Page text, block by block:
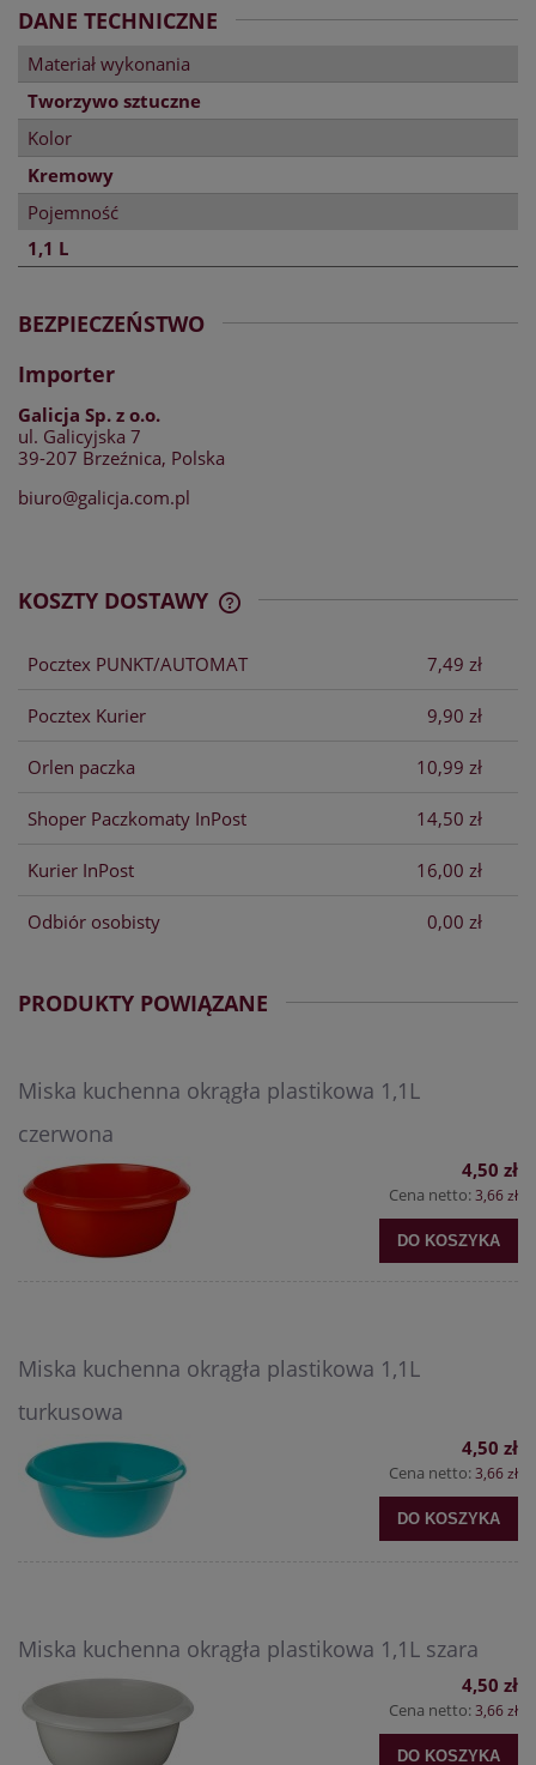
DANE TECHNICZNE
Materiał wykonania
Tworzywo sztuczne
Kolor
Kremowy
Pojemność
1,1 L
BEZPIECZEŃSTWO
Importer
Galicja Sp. z o.o.
ul. Galicyjska 7
39-207 Brzeźnica, Polska
biuro@galicja.com.pl
KOSZTY DOSTAWY
Pocztex PUNKT/AUTOMAT 7,49 zł
Pocztex Kurier 9,90 zł
Orlen paczka 10,99 zł
Shoper Paczkomaty InPost 14,50 zł
Kurier InPost 16,00 zł
Odbiór osobisty 0,00 zł
PRODUKTY POWIĄZANE
Miska kuchenna okrągła plastikowa 1,1L
czerwona
4,50 zł
Cena netto:3,66 zł
DO KOSZYKA
Miska kuchenna okrągła plastikowa 1,1L
turkusowa
4,50 zł
Cena netto:3,66 zł
DO KOSZYKA
Miska kuchenna okrągła plastikowa 1,1L szara
4,50 zł
Cena netto:3,66 zł
DO KOSZYKA